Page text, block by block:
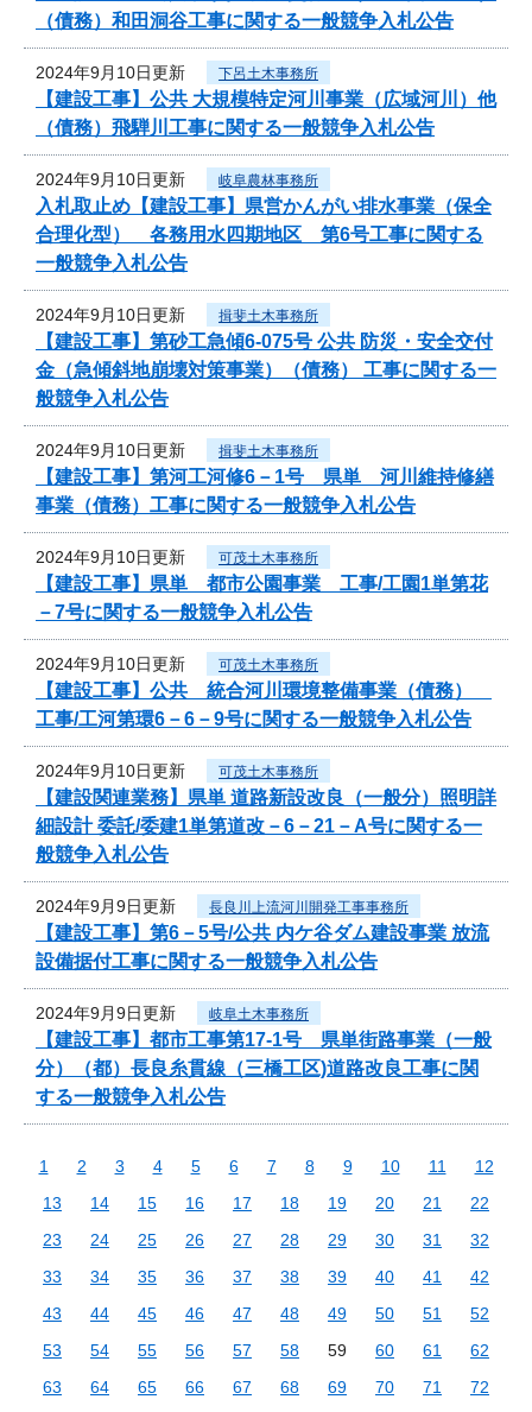
（債務）和田洞谷工事に関する一般競争入札公告
2024年9月10日更新 下呂土木事務所
【建設工事】公共 大規模特定河川事業（広域河川）他
（債務）飛騨川工事に関する一般競争入札公告
2024年9月10日更新 岐阜農林事務所
入札取止め【建設工事】県営かんがい排水事業（保全
合理化型） 各務用水四期地区 第6号工事に関する
一般競争入札公告
2024年9月10日更新 揖斐土木事務所
【建設工事】第砂工急傾6-075号 公共 防災・安全交付
金（急傾斜地崩壊対策事業）（債務） 工事に関する一
般競争入札公告
2024年9月10日更新 揖斐土木事務所
【建設工事】第河工河修6－1号 県単 河川維持修繕
事業（債務）工事に関する一般競争入札公告
2024年9月10日更新 可茂土木事務所
【建設工事】県単 都市公園事業 工事/工園1単第花
－7号に関する一般競争入札公告
2024年9月10日更新 可茂土木事務所
【建設工事】公共 統合河川環境整備事業（債務）
工事/工河第環6－6－9号に関する一般競争入札公告
2024年9月10日更新 可茂土木事務所
【建設関連業務】県単 道路新設改良（一般分）照明詳
細設計 委託/委建1単第道改－6－21－A号に関する一
般競争入札公告
2024年9月9日更新 長良川上流河川開発工事事務所
【建設工事】第6－5号/公共 内ケ谷ダム建設事業 放流
設備据付工事に関する一般競争入札公告
2024年9月9日更新 岐阜土木事務所
【建設工事】都市工事第17-1号 県単街路事業（一般
分）（都）長良糸貫線（三橋工区)道路改良工事に関
する一般競争入札公告
1 2 3 4 5 6 7 8 9 10 11
12
13
14 15 16 17 18 19 20 21
22
23
24 25 26 27 28 29 30 31
32
33
34 35 36 37 38 39 40 41
42
43
44 45 46 47 48 49 50 51
52
53
54 55 56 57 58 59 60 61
62
63
64 65 66 67 68 69 70 71
72